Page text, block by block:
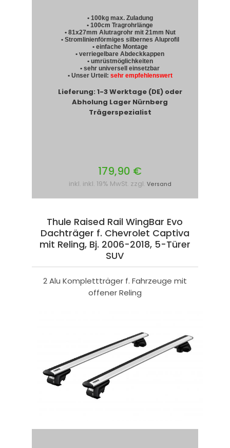
• 100kg max. Zuladung
• 100cm Tragrohrlänge
• 81x27mm Alutragrohr mit 21mm Nut
• Stromlinienförmiges silbernes Aluprofil
• einfache Montage
• verriegelbare Abdeckkappen
• umrüstmöglichkeiten
• sehr universell einsetzbar
• Unser Urteil: sehr empfehlenswert
Lieferung: 1-3 Werktage (DE) oder
Abholung Lager Nürnberg
Trägerspezialist
179,90 €
inkl. inkl. 19% MwSt. zzgl. Versand
Thule Raised Rail WingBar Evo
Dachträger f. Chevrolet Captiva
mit Reling, Bj. 2006-2018, 5-Türer
SUV
2 Alu Komplettträger f. Fahrzeuge mit
offener Reling